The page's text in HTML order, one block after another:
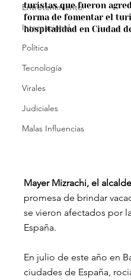
Entretenimiento
Internacional
Política
Tecnología
Virales
Judiciales
Malas Influencias
turistas que fueron
forma de fomentar el
hospitalidad en Ciudad
Mayer Mizrachi, el
promesa de brindar
se vieron afectados por
España.
En julio de este año en
ciudades de España,